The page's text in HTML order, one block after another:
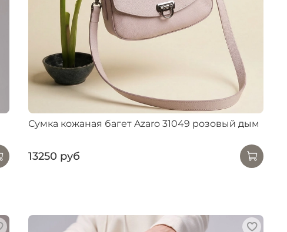
Сумка кожаная багет Azaro 31049 розовый дым
13250 руб